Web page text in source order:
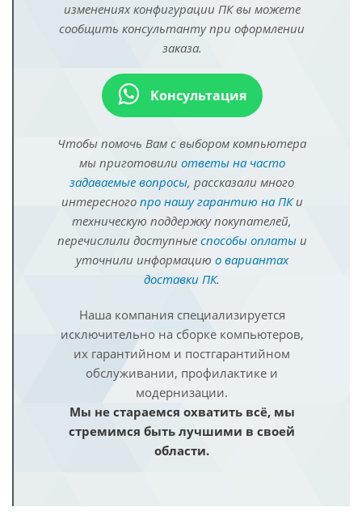
изменениях конфигурации ПК вы можете
сообщить консультанту при оформлении
заказа.
Консультация
Чтобы помочь Вам с выбором компьютера
мы приготовили ответы на часто
задаваемые вопросы, рассказали много
интересного про нашу гарантию на ПКи
техническую поддержку покупателей,
перечислили доступные способы оплатыи
уточнили информацию о вариантах
доставки ПК.
Наша компания специализируется
исключительно на сборке компьютеров,
их гарантийном и постгарантийном
обслуживании, профилактике и
модернизации.
Мы не стараемся охватить всё, мы
стремимся быть лучшими в своей
области.